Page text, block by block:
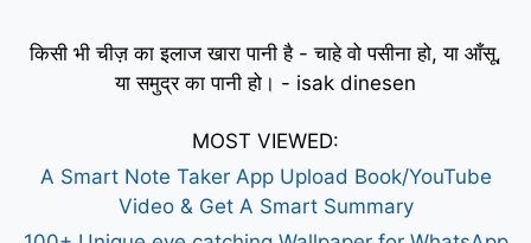
किसी भी चीज़ का इलाज खारा पानी है - चाहे वो पसीना हो, या आँसू,
या समुद्र का पानी हो। - isak dinesen
MOST VIEWED:
A Smart Note Taker App Upload Book/YouTube
Video & Get A Smart Summary